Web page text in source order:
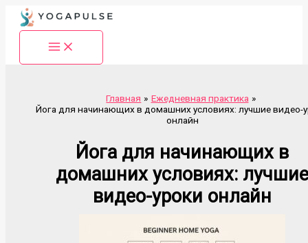
Перейти
содержимому
Главная
Ежедневная практика
Йога для начинающих в домашних условиях: лучшие видео-
онлайн
Йога для начинающих в
домашних условиях:
видео-уроки онлайн